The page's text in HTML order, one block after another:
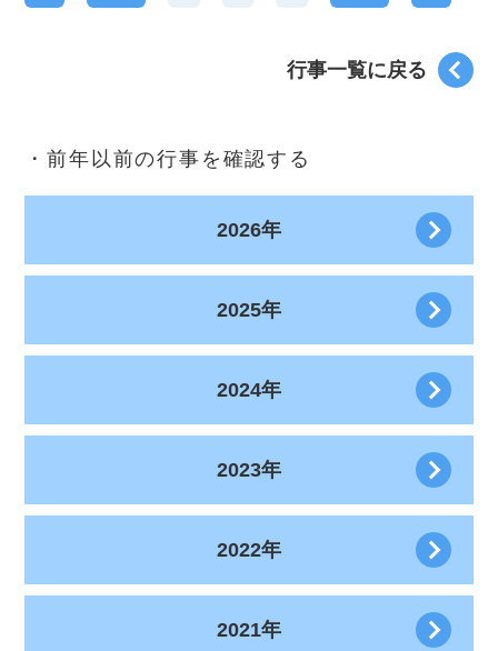
行事一覧に戻る
・前年以前の行事を確認する
2026年
2025年
2024年
2023年
2022年
2021年